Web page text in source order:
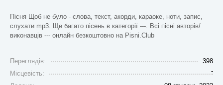
Пісня Щоб не було - слова, текст, акорди, караоке, ноти, запис,
слухати mp3. Ще багато пісень в категорії ---. Всі пісні авторів/
виконавців --- онлайн безкоштовно на Pisni.Club
Переглядів:
398
Місцевість:
-